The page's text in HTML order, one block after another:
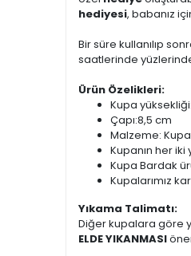
hediyesi, babanız
Bir süre kullanılıp
saatlerinde
Ürün Özelikleri:
Kupa
Çapı:8,5 cm
Malzeme:
Kupanın her
Kupa Bardak
Kupalarımız
Yıkama Talimatı:
Diğer kupalara göre
ELDE YIKANMASI